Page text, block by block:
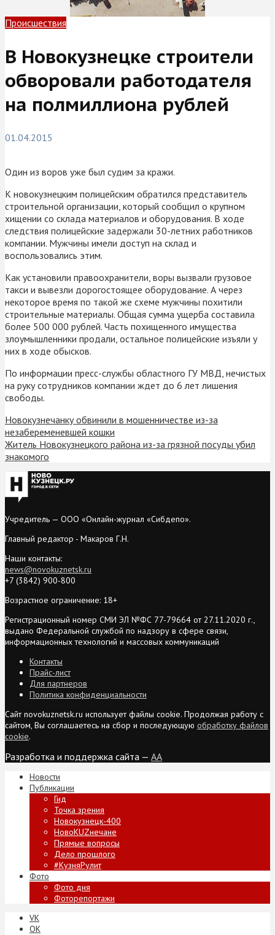
Происшествия
В Новокузнецке строители
обворовали работодателя
на полмиллиона рублей
01.04.2015
Один из воров уже был судим за кражи.
К новокузнецким полицейским обратился представитель
строительной организации, который сообщил о крупном
хищении со склада материалов и оборудования. В ходе
следствия полицейские задержали 30-летних работников
компании. Мужчины имели доступ на склад и
воспользовались этим.
Как установили правоохранители, воры вызвали грузовое
такси и вывезли дорогостоящее оборудование. А через
некоторое время по такой же схеме мужчины похитили
строительные материалы. Общая сумма ущерба составила
более 500 000 рублей. Часть похищенного имущества
злоумышленники продали, остальное полицейские изъяли у
них в ходе обысков.
По информации пресс-службы областного ГУ МВД, нечистых
на руку сотрудников компании ждет до 6 лет лишения
свободы.
Новокузнечанку обвинили в мошенничестве из-за
незабеременевшей кошки
Житель Новокузнецкого района из-за грязной посуды убил
знакомого
Учредитель — ООО «Онлайн-журнал «Сибдепо».
Главный редактор - Макаров Г.Н.
Наши контакты:
news@novokuznetsk.ru
+7 (3842) 900-800
Возрастное ограничение: 18+
Регистрационный номер СМИ ЭЛ №ФС 77-79664 от 27.11.2020 г.,
выдано Федеральной службой по надзору в сфере связи,
информационных технологий и массовых коммуникаций
Контакты
Прайс-лист
Для партнеров
Политика конфиденциальности
Сайт novokuznetsk.ru использует файлы cookie. Продолжая работу с
сайтом, Вы соглашаетесь на сбор и последующую обработку файлов
cookie.
Разработка и поддержка сайта — AA
Новости
Публикации
Гид
Точка зрения
Новокузнецк-400
НовоKUZнечане
Прямые вопросы
Дело прошлого
#КузняРулит
Фото
Фото дня
Фоторепортажи
VK
ОК